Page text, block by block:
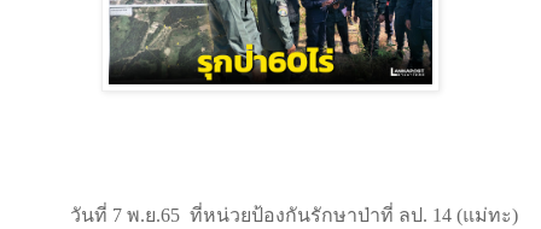
วันที่ 7 พ.ย.65 ที่หน่วยป้องกันรักษาป่าที่ ลป. 14 (แม่ทะ)